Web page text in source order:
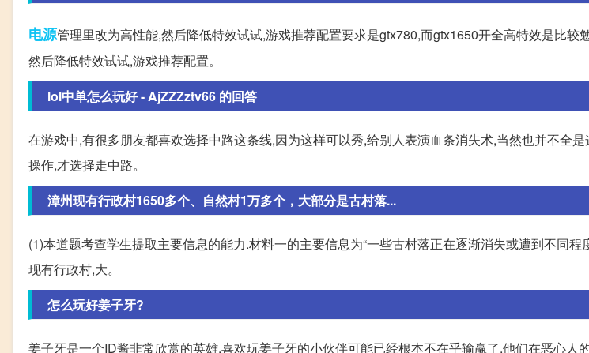
电源管理里改为高性能,然后降低特效试试,游戏推荐配置要求是gtx780,而gtx1650开全高特效是比较
然后降低特效试试,游戏推荐配置。
lol中单怎么玩好 - AjZZZztv66 的回答
在游戏中,有很多朋友都喜欢选择中路这条线,因为这样可以秀,给别人表演血条消失术,当然也并不全
操作,才选择走中路。
漳州现有行政村1650多个、自然村1万多个，大部分是古村落...
(1)本道题考查学生提取主要信息的能力.材料一的主要信息为“一些古村落正在逐渐消失或遭到不同程
现有行政村,大。
怎么玩好姜子牙?
姜子牙是一个ID酱非常欣赏的英雄,喜欢玩姜子牙的小伙伴可能已经根本不在乎输赢了,他们在恶心人